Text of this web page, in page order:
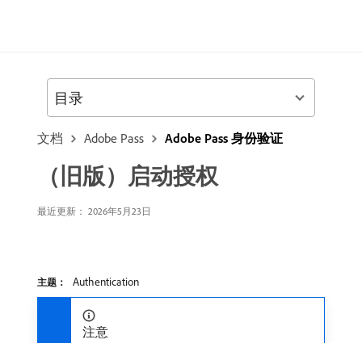
文档 Adobe Pass Adobe Pass 身份验证
（旧版）启动授权
最近更新： 2026年5月23日
主题： Authentication
注意
目录